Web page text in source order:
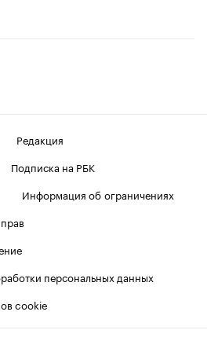
Редакция
Подписка на РБК
Информация об ограничениях
персональных данных
cookie